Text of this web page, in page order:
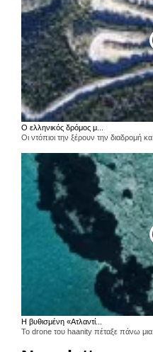
Ο ελληνικός δρόμος μ...
Οι ντόπιοι την ξέρουν την διαδρομή κα
Η βυθισμένη «Ατλαντί...
Το drone του haanity πέταξε πάνω μια